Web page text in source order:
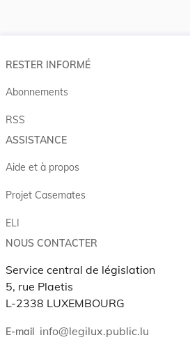
RESTER INFORMÉ
Abonnements
RSS
ASSISTANCE
Aide et à propos
Projet Casemates
ELI
NOUS CONTACTER
Service central de législation
5, rue Plaetis
L-2338 LUXEMBOURG
E-mail info@legilux.public.lu